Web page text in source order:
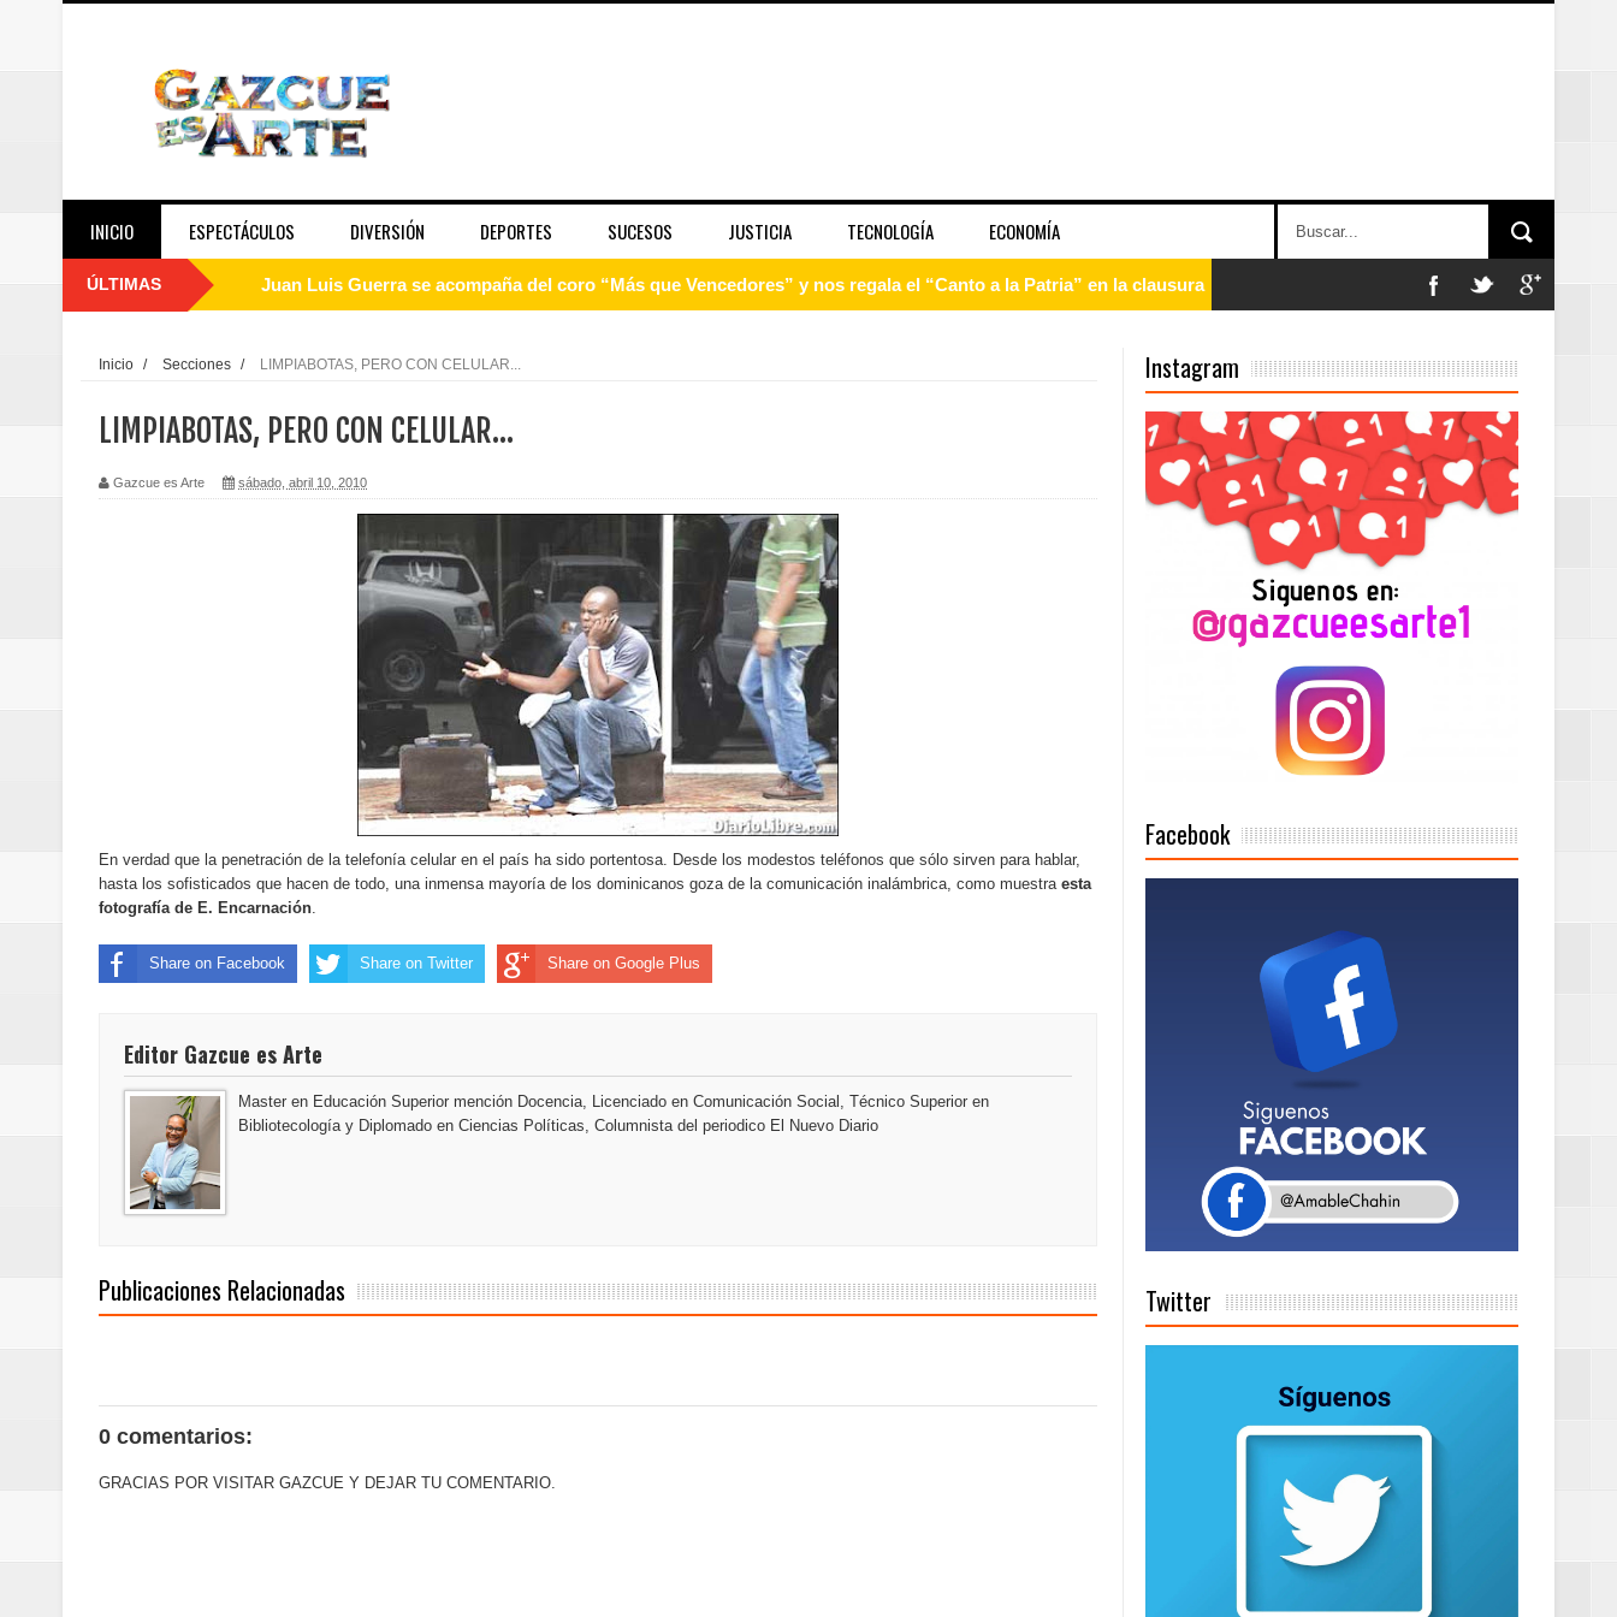
INICIO ESPECTÁCULOS DIVERSIÓN DEPORTES SUCESOS JUSTICIA TECNOLOGÍA ECONOMÍA
ÚLTIMAS Juan Luis Guerra se acompaña del coro “Más que Vencedores” y nos regala el “Canto a la Patria” en la clausura
Embajada dominicana en Francia y Banreservas lanzan convocatoria para residencias artísticas en París
Pavel Núñez y su Bipolarband deslumbran con una noche de fusiones e invitados de lujo en el Hard Rock Café
Banreservas y Banco Popular abordan retos y oportunidades del sistema financiero nacional
“Los Rechazados 2” llega a los cines impulsada por la franquicia dominicana más taquillera del 2025
Designan a Angelina Biviana Riveiro como vicepresidenta ejecutiva de Fiduciaria Reservas
Humano Seguros inaugura nueva localidad de Oficina Regional Este en La Romana
Banreservas destina RD$5,000 millones para emprendedoras en la segunda edición del Summit Mujer Pymes
Sexappeal celebra 25 años de trayectoria artística con nuevo álbum, renovación de su equipo y conciertos
conmemorativos
Domingo
Doctor Leonardo Aguilera afirma que Banreservas seguirá impulsando la seguridad alimentaria tras salida de RD
del mapa del hambre
Antisoborno certificado
La Orquesta Sinfónica Nacional y el Coro Nacional Dominicano pondrán su sello a la Ceremonia Centenaria bajo
Inicio / Secciones / LIMPIABOTAS, PERO CON CELULAR...
LIMPIABOTAS, PERO CON CELULAR...
Gazcue es Arte sábado, abril 10, 2010
En verdad que la penetración de la telefonía celular en el país ha sido portentosa. Desde los modestos teléfonos que sólo sirven para hablar,
hasta los sofisticados que hacen de todo, una inmensa mayoría de los dominicanos goza de la comunicación inalámbrica, como muestra esta
fotografía de E. Encarnación.
Share on Facebook Share on Twitter Share on Google Plus
Editor Gazcue es Arte
Master en Educación Superior mención Docencia, Licenciado en Comunicación Social, Técnico Superior en
Bibliotecología y Diplomado en Ciencias Políticas, Columnista del periodico El Nuevo Diario
Publicaciones Relacionadas
0 comentarios:
GRACIAS POR VISITAR GAZCUE Y DEJAR TU COMENTARIO.
Instagram
Facebook
Twitter